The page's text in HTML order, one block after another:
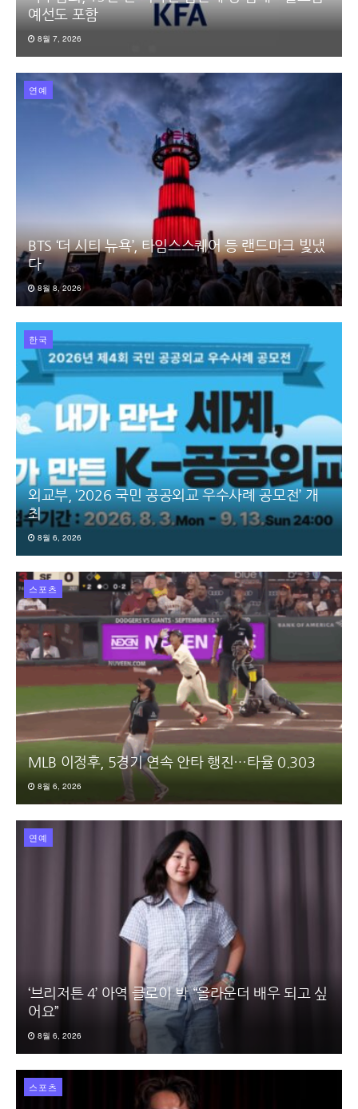
예선도 포함
8월 7, 2026
연예
BTS ‘더 시티 뉴욕’, 타임스스퀘어 등 랜드마크 빛냈
다
8월 8, 2026
한국
외교부, ‘2026 국민 공공외교 우수사례 공모전’ 개
최
8월 6, 2026
스포츠
MLB 이정후, 5경기 연속 안타 행진…타율 0.303
8월 6, 2026
연예
‘브리저튼 4’ 아역 클로이 박 “올라운더 배우 되고 싶
어요”
8월 6, 2026
스포츠